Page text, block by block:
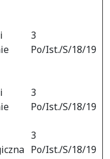
3
Po/Ist./S/18/19
3
Po/Ist./S/18/19
3
Po/Ist./S/18/19